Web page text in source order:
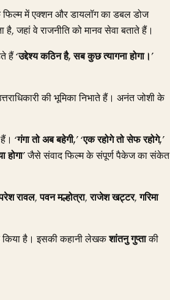
फिल्म में एक्शन और डायलॉग का डबल डोज
जहां वे राजनीति को मानव सेवा बताते हैं।
हैं ‘उद्देश्य कठिन है, सब कुछ त्यागना होगा।’
की भूमिका निभाते हैं। अनंत जोशी के
‘गंगा तो अब बहेगी,’ ‘एक रहोगे तो सेफ रहोगे,’
होगा’ जैसे संवाद फिल्म के संपूर्ण पैकेज का संकेत
रावल,पवन मल्होत्रा,राजेश खट्टर,गरिमा
किया है। इसकी कहानी लेखकशांतनु गुप्ताकी